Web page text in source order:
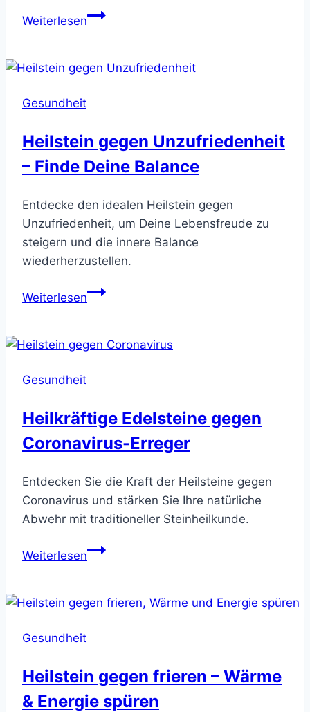
WeiterlesenHeilstein
Gesundheit
Heilstein gegen Unzufriedenheit
– Finde Deine Balance
Entdecke den idealen Heilstein gegen
Unzufriedenheit, um Deine Lebensfreude zu
steigern und die innere Balance
wiederherzustellen.
WeiterlesenHeilstein
–
Gesundheit
Heilkräftige Edelsteine gegen
Coronavirus-Erreger
Entdecken Sie die Kraft der Heilsteine gegen
Coronavirus und stärken Sie Ihre natürliche
Abwehr mit traditioneller Steinheilkunde.
WeiterlesenHeilkräftige
Coronavirus-
Gesundheit
Heilstein gegen frieren – Wärme
& Energie spüren